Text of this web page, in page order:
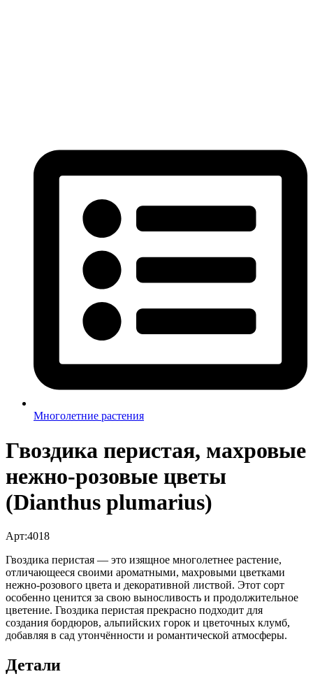
Многолетние растения
Гвоздика перистая, махровые
нежно-розовые цветы
(Dianthus plumarius)
Арт:4018
Гвоздика перистая — это изящное многолетнее растение,
отличающееся своими ароматными, махровыми цветками
нежно-розового цвета и декоративной листвой. Этот сорт
особенно ценится за свою выносливость и продолжительное
цветение. Гвоздика перистая прекрасно подходит для
создания бордюров, альпийских горок и цветочных клумб,
добавляя в сад утончённости и романтической атмосферы.
Детали